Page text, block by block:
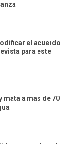
el acuerdo
para este
mata a más de 70